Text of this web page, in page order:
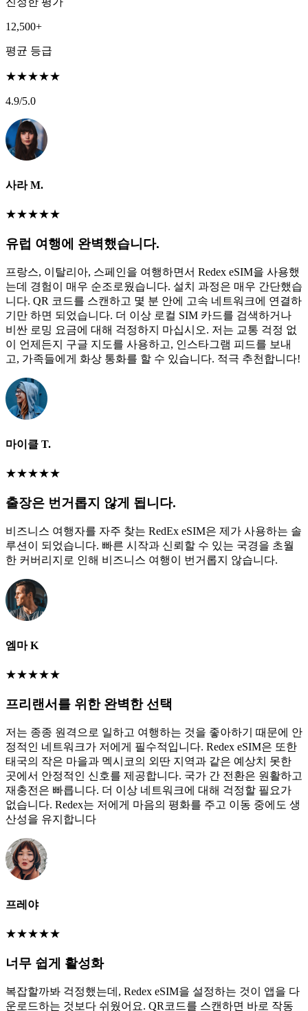
12,500+
평균 등급
★★★★★
4.9/5.0
사라 M.
★★★★★
유럽 여행에 완벽했습니다.
프랑스, 이탈리아, 스페인을 여행하면서 Redex eSIM을 사용했
는데 경험이 매우 순조로웠습니다. 설치 과정은 매우 간단했습
니다. QR 코드를 스캔하고 몇 분 안에 고속 네트워크에 연결하
기만 하면 되었습니다. 더 이상 로컬 SIM 카드를 검색하거나
비싼 로밍 요금에 대해 걱정하지 마십시오. 저는 교통 걱정 없
이 언제든지 구글 지도를 사용하고, 인스타그램 피드를 보내
고, 가족들에게 화상 통화를 할 수 있습니다. 적극 추천합니다!
마이클 T.
★★★★★
출장은 번거롭지 않게 됩니다.
비즈니스 여행자를 자주 찾는 RedEx eSIM은 제가 사용하는 솔
루션이 되었습니다. 빠른 시작과 신뢰할 수 있는 국경을 초월
한 커버리지로 인해 비즈니스 여행이 번거롭지 않습니다.
엠마 K
★★★★★
프리랜서를 위한 완벽한 선택
저는 종종 원격으로 일하고 여행하는 것을 좋아하기 때문에 안
정적인 네트워크가 저에게 필수적입니다. Redex eSIM은 또한
태국의 작은 마을과 멕시코의 외딴 지역과 같은 예상치 못한
곳에서 안정적인 신호를 제공합니다. 국가 간 전환은 원활하고
재충전은 빠릅니다. 더 이상 네트워크에 대해 걱정할 필요가
없습니다. Redex는 저에게 마음의 평화를 주고 이동 중에도 생
산성을 유지합니다
프레야
★★★★★
너무 쉽게 활성화
복잡할까봐 걱정했는데, Redex eSIM을 설정하는 것이 앱을 다
운로드하는 것보다 쉬웠어요. QR코드를 스캔하면 바로 작동